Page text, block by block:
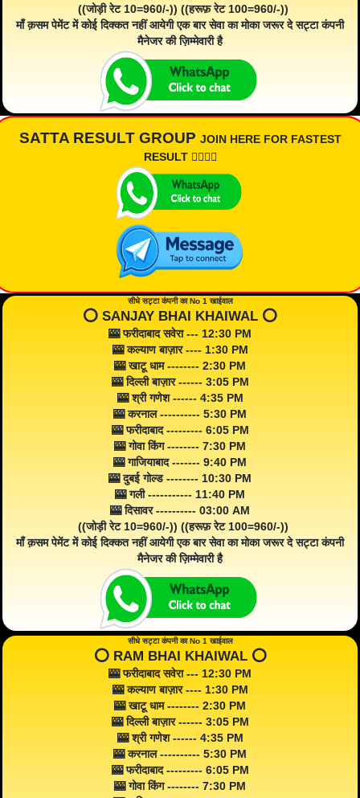
((जोड़ी रेट 10=960/-)) ((हरूफ़ रेट 100=960/-))
माँ क़सम पेमेंट में कोई दिक्कत नहीं आयेगी एक बार सेवा का मोका जरूर दे सट्टा कंपनी
मैनेजर की ज़िम्मेवारी है
SATTA RESULT GROUP JOIN HERE FOR FASTEST
RESULT 👇🏾👇🏾
सीधे सट्टा कंपनी का No 1 खाईवाल
⭕️ SANJAY BHAI KHAIWAL ⭕️
🎰 फरीदाबाद सवेरा --- 12:30 PM
🎰 कल्याण बाज़ार ---- 1:30 PM
🎰 खाटू धाम -------- 2:30 PM
🎰 दिल्ली बाज़ार ------ 3:05 PM
🎰 श्री गणेश ------ 4:35 PM
🎰 करनाल ---------- 5:30 PM
🎰 फरीदाबाद --------- 6:05 PM
🎰 गोवा किंग -------- 7:30 PM
🎰 गाजियाबाद ------- 9:40 PM
🎰 दुबई गोल्ड -------- 10:30 PM
🎰 गली ----------- 11:40 PM
🎰 दिसावर ---------- 03:00 AM
((जोड़ी रेट 10=960/-)) ((हरूफ़ रेट 100=960/-))
माँ क़सम पेमेंट में कोई दिक्कत नहीं आयेगी एक बार सेवा का मोका जरूर दे सट्टा कंपनी
मैनेजर की ज़िम्मेवारी है
सीधे सट्टा कंपनी का No 1 खाईवाल
⭕️ RAM BHAI KHAIWAL ⭕️
🎰 फरीदाबाद सवेरा --- 12:30 PM
🎰 कल्याण बाज़ार ---- 1:30 PM
🎰 खाटू धाम -------- 2:30 PM
🎰 दिल्ली बाज़ार ------ 3:05 PM
🎰 श्री गणेश ------ 4:35 PM
🎰 करनाल ---------- 5:30 PM
🎰 फरीदाबाद --------- 6:05 PM
🎰 गोवा किंग -------- 7:30 PM